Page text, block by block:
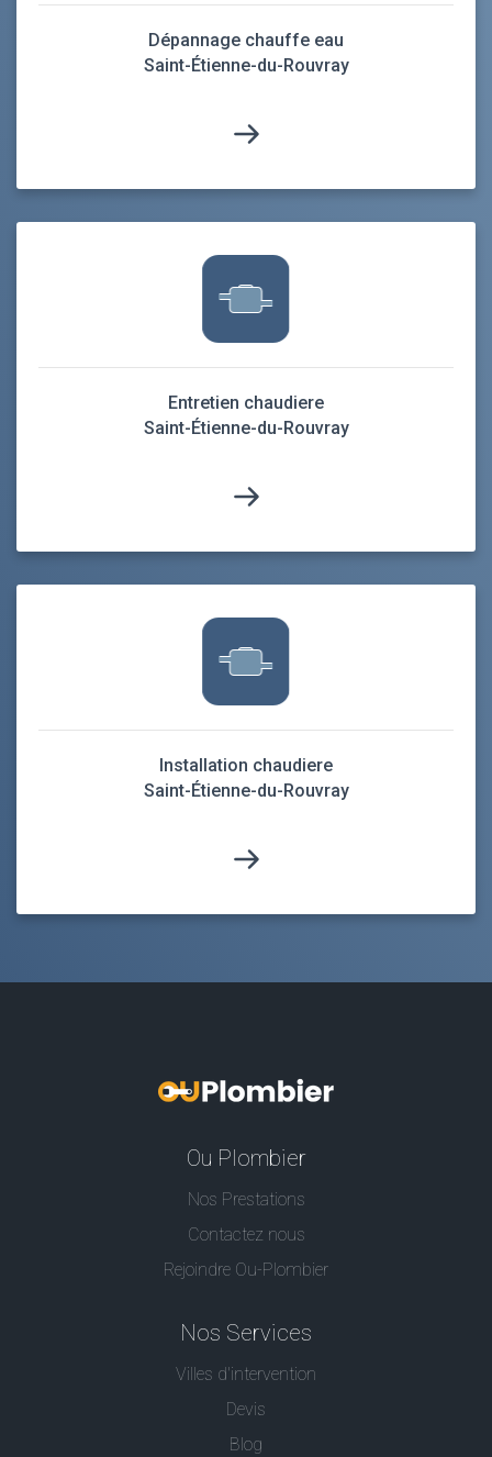
Dépannage chauffe eau
Saint-Étienne-du-Rouvray
Entretien chaudiere
Saint-Étienne-du-Rouvray
Installation chaudiere
Saint-Étienne-du-Rouvray
Ou Plombier
Nos Prestations
Contactez nous
Rejoindre Ou-Plombier
Nos Services
Villes d'intervention
Devis
Blog